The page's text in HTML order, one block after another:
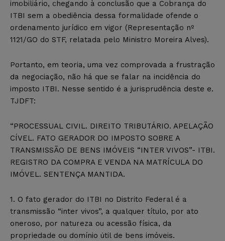
imobiliário, chegando à conclusão que a Cobrança do
ITBI sem a obediência dessa formalidade ofende o
ordenamento jurídico em vigor (Representação nº
1121/GO do STF, relatada pelo Ministro Moreira Alves).
Portanto, em teoria, uma vez comprovada a frustração
da negociação, não há que se falar na incidência do
imposto ITBI. Nesse sentido é a jurisprudência deste e.
TJDFT:
“PROCESSUAL CIVIL. DIREITO TRIBUTÁRIO. APELAÇÃO
CÍVEL. FATO GERADOR DO IMPOSTO SOBRE A
TRANSMISSÃO DE BENS IMÓVEIS “INTER VIVOS”- ITBI.
REGISTRO DA COMPRA E VENDA NA MATRÍCULA DO
IMÓVEL. SENTENÇA MANTIDA.
1. O fato gerador do ITBI no Distrito Federal é a
transmissão “inter vivos”, a qualquer título, por ato
oneroso, por natureza ou acessão física, da
propriedade ou domínio útil de bens imóveis.